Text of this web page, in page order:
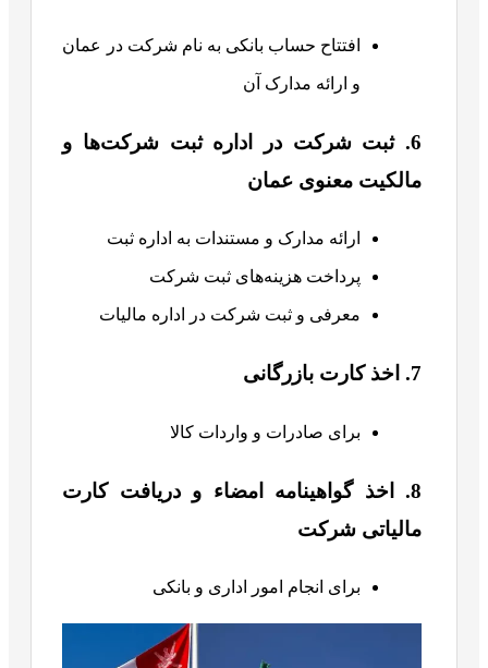
افتتاح حساب بانکی به نام شرکت در عمان
و ارائه مدارک آن
6. ثبت شرکت در اداره ثبت شرکت‌ها و
مالکیت معنوی عمان
ارائه مدارک و مستندات به اداره ثبت
پرداخت هزینه‌های ثبت شرکت
معرفی و ثبت شرکت در اداره مالیات
7. اخذ کارت بازرگانی
برای صادرات و واردات کالا
8. اخذ گواهینامه امضاء و دریافت کارت
مالیاتی شرکت
برای انجام امور اداری و بانکی